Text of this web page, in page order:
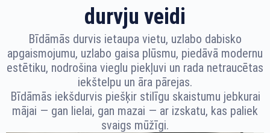
durvju veidi
Bīdāmās durvis ietaupa vietu, uzlabo dabisko
apgaismojumu, uzlabo gaisa plūsmu, piedāvā modernu
estētiku, nodrošina vieglu piekļuvi un rada netraucētas
iekštelpu un āra pārejas.
Bīdāmās iekšdurvis piešķir stilīgu skaistumu jebkurai
mājai — gan lielai, gan mazai — ar izskatu, kas paliek
svaigs mūžīgi.